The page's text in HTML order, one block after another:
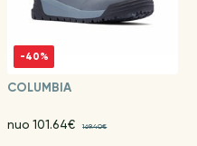
-40%
COLUMBIA
nuo 101.64€ 169.40€